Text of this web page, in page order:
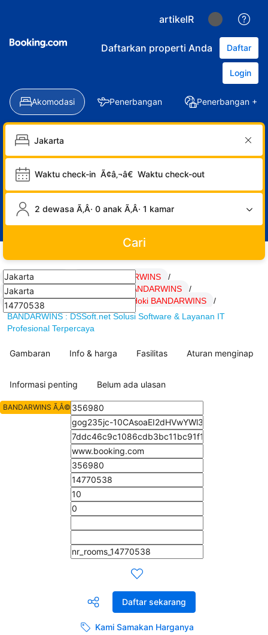
artikelR
Daftarkan properti Anda Daftar
Login
Akomodasi Penerbangan Penerbangan +
Waktu check-in Ã¢â‚¬â€ Waktu check-out
2 dewasa Ã‚Â· 0 anak Ã‚Â· 1 kamar
Cari
BANDARWINS Daftar BANDARWINS
/
LOGIN BANDARWINS
Link BANDARWINS
/
SITUS BANDARWINS
/ artikel Hoki BANDARWINS
/
BANDARWINS : DSSoft.net Solusi Software & Layanan IT
Profesional Terpercaya
Gambaran Info & harga Fasilitas Aturan menginap
Informasi penting Belum ada ulasan
Daftar sekarang
Kami Samakan Harganya
BANDARWINS Ã‚Â© All Rights Reserved